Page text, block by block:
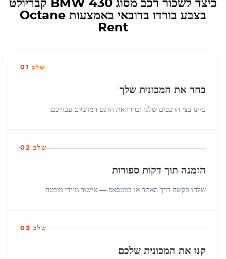
כיצד לשכור רכב מסוג BMW 430 קבריולט
בצבע בורדו בדובאי באמצעות Octane
Rent
שלב 01
בחר את המכונית שלך
עיינו בצי הרכבים שלנו ובחרו את הדגם המושלם עבורכם.
שלב 02
הזמנה תוך דקות ספורות
שלחו בקשה דרך האתר או בווטסאפ — אישור מיידי מובטח.
שלב 03
קנו את המכונית שלכם